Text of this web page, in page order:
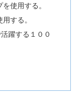
使用する。
する。
躍する１００